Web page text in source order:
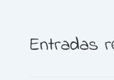
Entradas